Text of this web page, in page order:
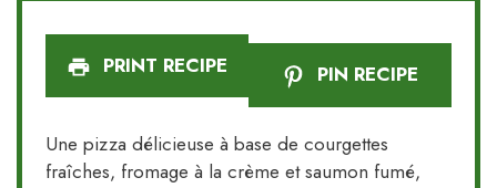
PRINT RECIPE PIN RECIPE
Une pizza délicieuse à base de courgettes
fraîches, fromage à la crème et saumon fumé,